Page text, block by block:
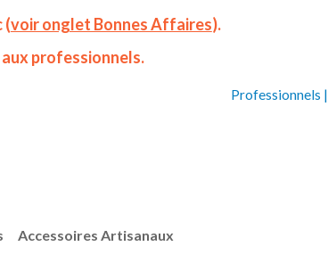
Accessoires Artisanaux
(voir onglet Bonnes Affaires).
professionnels.
Professionnels |